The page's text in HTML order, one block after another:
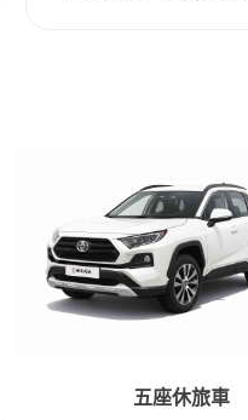
五座休旅車